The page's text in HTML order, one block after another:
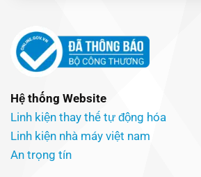
Hệ thống Website
Linh kiện thay thế tự động hóa
Linh kiện nhà máy việt nam
An trọng tín